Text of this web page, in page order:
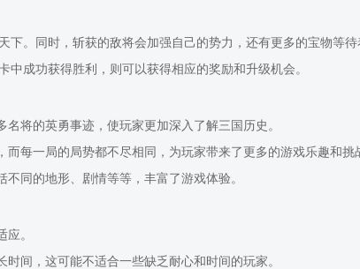
。同时，斩获的敌将会加强自己的势力，还有更多的宝物等待
成功获得胜利，则可以获得相应的奖励和升级机会。
将的英勇事迹，使玩家更加深入了解三国历史。
每一局的局势都不尽相同，为玩家带来了更多的游戏乐趣和挑
同的地形、剧情等等，丰富了游戏体验。
。
间，这可能不适合一些缺乏耐心和时间的玩家。